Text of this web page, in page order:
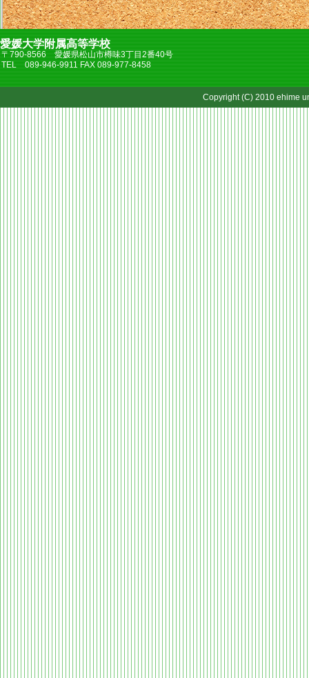
愛媛大学附属高等学校
〒790-8566 愛媛県松山市樽味3丁目2番40号
TEL 089-946-9911 FAX 089-977-8458
Copyright (C) 2010 ehime